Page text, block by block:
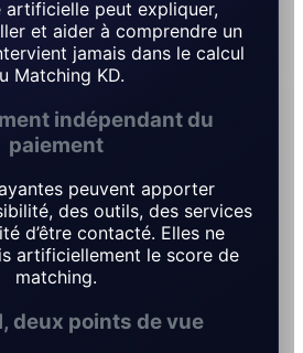
artificielle peut expliquer,
et aider à comprendre un
jamais dans le calcul
Matching KD.
indépendant du
paiement
peuvent apporter
des outils, des services
d’être contacté. Elles ne
artificiellement le score de
matching.
deux points de vue